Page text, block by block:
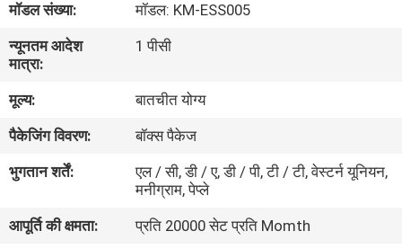
कारखाना
भ्रमण
गुणवत्ता
नियंत्रण
करें
मॉडल संख्या:
मॉडल: KM-ESS005
न्यूनतम आदेश
मात्रा:
1 पीसी
मूल्य:
बातचीत योग्य
पैकेजिंग विवरण:
बॉक्स पैकेज
भुगतान शर्तें:
एल / सी, डी / ए, डी / पी, टी / टी, वेस्टर्न यूनियन,
मनीग्राम, पेप्ले
आपूर्ति की क्षमता:
प्रति 20000 सेट प्रति Momth